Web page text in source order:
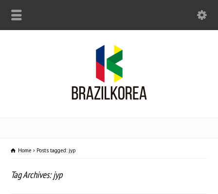
Home Posts tagged: jyp
Tag Archives: jyp